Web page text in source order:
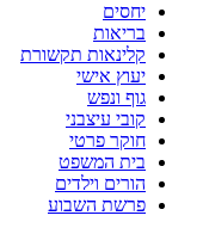
יחסים
בריאות
קלינאות תקשורת
יעוץ אישי
גוף ונפש
קובי עיצבני
חוקר פרטי
בית המשפט
הורים וילדים
פרשת השבוע